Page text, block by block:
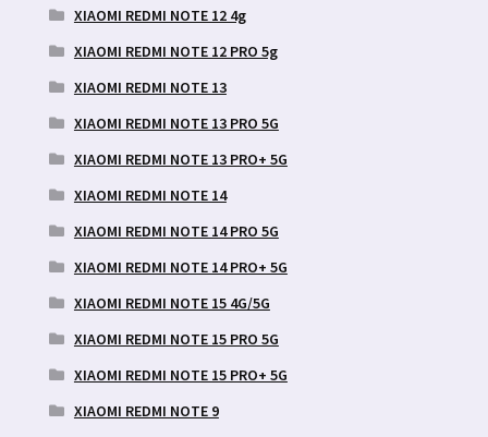
XIAOMI REDMI NOTE 12 4g
XIAOMI REDMI NOTE 12 PRO 5g
XIAOMI REDMI NOTE 13
XIAOMI REDMI NOTE 13 PRO 5G
XIAOMI REDMI NOTE 13 PRO+ 5G
XIAOMI REDMI NOTE 14
XIAOMI REDMI NOTE 14 PRO 5G
XIAOMI REDMI NOTE 14 PRO+ 5G
XIAOMI REDMI NOTE 15 4G/5G
XIAOMI REDMI NOTE 15 PRO 5G
XIAOMI REDMI NOTE 15 PRO+ 5G
XIAOMI REDMI NOTE 9